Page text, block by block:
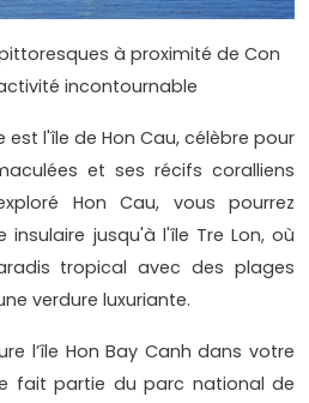
à proximité de Con
incontournable
est l'île de Hon Cau, célèbre pour
et ses récifs coralliens
Hon Cau, vous pourrez
jusqu'à l'île Tre Lon, où
tropical avec des plages
verdure luxuriante.
l’île Hon Bay Canh dans votre
fait partie du parc national de